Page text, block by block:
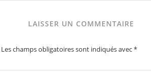
LAISSER UN COMMENTAIRE
Les champs obligatoires sont indiqués avec*